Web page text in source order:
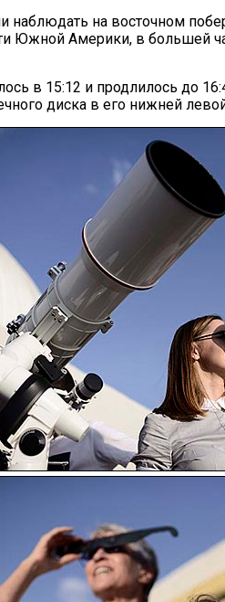
наблюдать на восточном
Южной Америки, в большей
в 15:12 и продлилось до
диска в его нижней